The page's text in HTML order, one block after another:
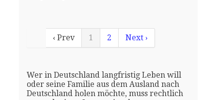
‹ Prev 1 2 Next ›
Wer in Deutschland langfristig Leben will
oder seine Familie aus dem Ausland nach
Deutschland holen möchte, muss rechtlich